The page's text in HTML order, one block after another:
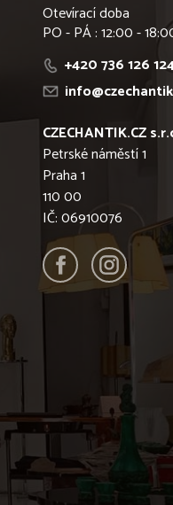
Otevírací doba
PO - PÁ : 12:00 -
+420 736 126
CZECHANTIK.CZ
Petrské náměstí 1
Praha 1
110 00
IČ: 06910076